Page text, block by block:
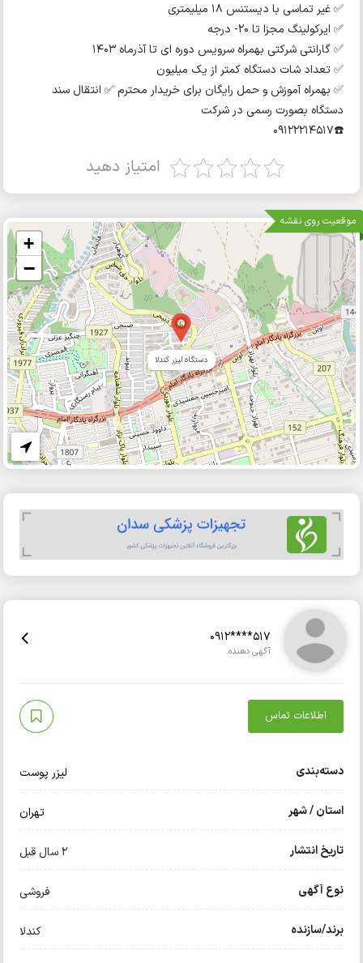
✅ غیر تماسی با دیستنس ۱۸ میلیمتری
✅ ایرکولینگ مجزا تا ۲۰- درجه
✅ گارانتی شرکتی بهمراه سرویس دوره ای تا آذرماه ۱۴۰۳
✅ تعداد شات دستگاه کمتر از یک میلیون
✅ بهمراه آموزش و حمل رایگان برای خریدار محترم ✅ انتقال سند
دستگاه بصورت رسمی در شرکت
☎️09122214517
امتیاز دهید
موقعیت روی نقشه
دستگاه لیزر کندلا
+
−
0912****517
آگهی دهنده
اطلاعات تماس
دسته‌بندی لیزر پوست
استان / شهر تهران
تاریخ انتشار 2 سال قبل
نوع آگهی فروشی
برند/سازنده کندلا